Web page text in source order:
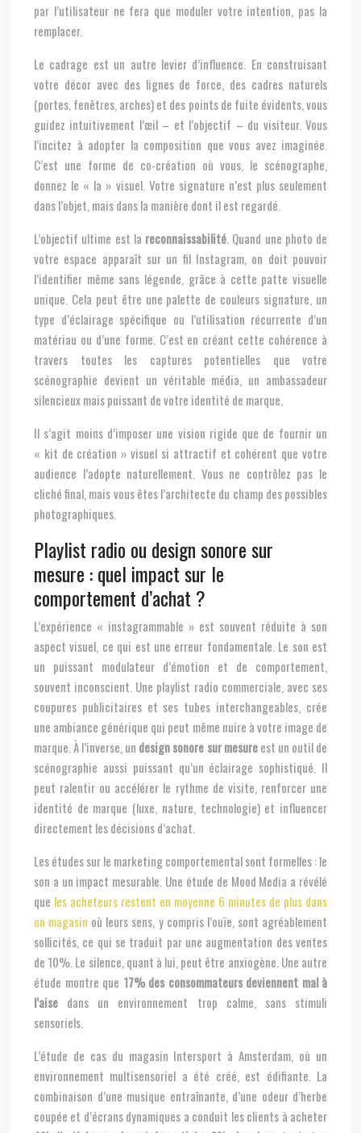
par l’utilisateur ne fera que moduler votre intention, pas la
remplacer.
Le cadrage est un autre levier d’influence. En construisant
votre décor avec des lignes de force, des cadres naturels
(portes, fenêtres, arches) et des points de fuite évidents, vous
guidez intuitivement l’œil – et l’objectif – du visiteur. Vous
l’incitez à adopter la composition que vous avez imaginée.
C’est une forme de co-création où vous, le scénographe,
donnez le « la » visuel. Votre signature n’est plus seulement
dans l’objet, mais dans la manière dont il est regardé.
L’objectif ultime est la reconnaissabilité . Quand une photo de
votre espace apparaît sur un fil Instagram, on doit pouvoir
l’identifier même sans légende, grâce à cette patte visuelle
unique. Cela peut être une palette de couleurs signature, un
type d’éclairage spécifique ou l’utilisation récurrente d’un
matériau ou d’une forme. C’est en créant cette cohérence à
travers toutes les captures potentielles que votre
scénographie devient un véritable média, un ambassadeur
silencieux mais puissant de votre identité de marque.
Il s’agit moins d’imposer une vision rigide que de fournir un
« kit de création » visuel si attractif et cohérent que votre
audience l’adopte naturellement. Vous ne contrôlez pas le
cliché final, mais vous êtes l’architecte du champ des possibles
photographiques.
Playlist radio ou design sonore sur
mesure : quel impact sur le
comportement d’achat ?
L’expérience « instagrammable » est souvent réduite à son
aspect visuel, ce qui est une erreur fondamentale. Le son est
un puissant modulateur d’émotion et de comportement,
souvent inconscient. Une playlist radio commerciale, avec ses
coupures publicitaires et ses tubes interchangeables, crée
une ambiance générique qui peut même nuire à votre image de
marque. À l’inverse, un design sonore sur mesureest un outil de
scénographie aussi puissant qu’un éclairage sophistiqué. Il
peut ralentir ou accélérer le rythme de visite, renforcer une
identité de marque (luxe, nature, technologie) et influencer
directement les décisions d’achat.
Les études sur le marketing comportemental sont formelles : le
son a un impact mesurable. Une étude de Mood Media a révélé
que les acheteurs restent en moyenne 6 minutes de plus dans
un magasin où leurs sens, y compris l’ouïe, sont agréablement
sollicités, ce qui se traduit par une augmentation des ventes
de 10%. Le silence, quant à lui, peut être anxiogène. Une autre
étude montre que 17% des consommateurs deviennent mal à
l’aise dans un environnement trop calme, sans stimuli
sensoriels.
L’étude de cas du magasin Intersport à Amsterdam, où un
environnement multisensoriel a été créé, est édifiante. La
combinaison d’une musique entraînante, d’une odeur d’herbe
coupée et d’écrans dynamiques a conduit les clients à acheter